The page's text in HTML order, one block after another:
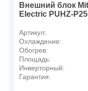
Внешний блок
Electric PUHZ-
Артикул:
Охлаждение:
Обогрев:
Площадь:
Инверторный:
Гарантия: